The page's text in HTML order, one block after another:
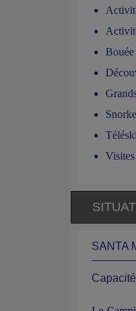
Bouée
SANTA